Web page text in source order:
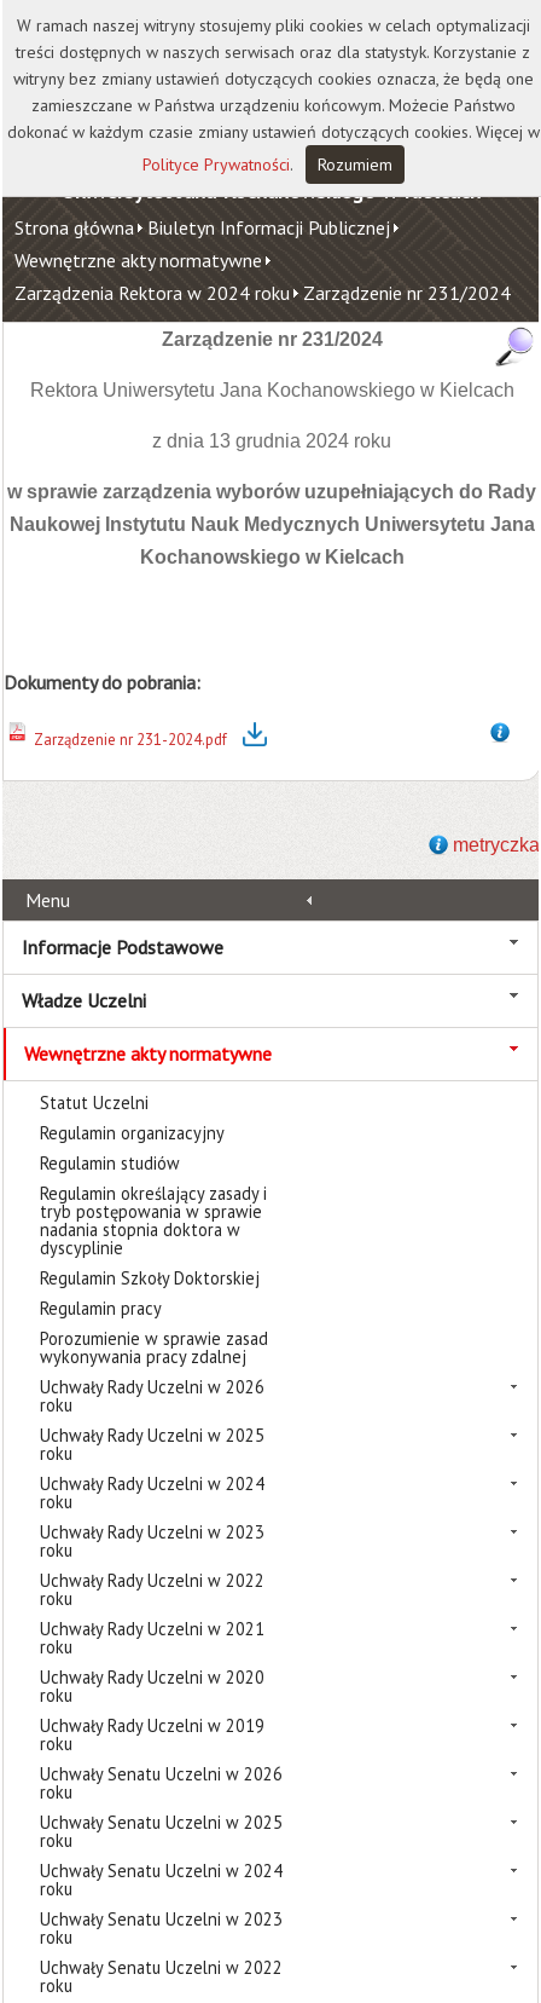
Kontakt Biblioteka
Wydawnictwo
Wirtualna Uczelnia
Uniwersytet Jana Kochanowskiego w Kielcach
Strona główna Biuletyn Informacji Publicznej
Wewnętrzne akty normatywne
Zarządzenia Rektora w 2024 roku Zarządzenie nr 231/2024
Zarządzenie nr 231/2024
Rektora Uniwersytetu Jana Kochanowskiego w Kielcach
z dnia 13 grudnia 2024 roku
w sprawie zarządzenia wyborów uzupełniających do Rady
Naukowej Instytutu Nauk Medycznych Uniwersytetu Jana
Kochanowskiego w Kielcach
Dokumenty do pobrania:
Zarządzenie nr 231-2024.pdf
metryczka
Menu
Informacje Podstawowe
Władze Uczelni
Wewnętrzne akty normatywne
Statut Uczelni
Regulamin organizacyjny
Regulamin studiów
Regulamin określający zasady i
tryb postępowania w sprawie
nadania stopnia doktora w
dyscyplinie
Regulamin Szkoły Doktorskiej
Regulamin pracy
Porozumienie w sprawie zasad
wykonywania pracy zdalnej
Uchwały Rady Uczelni w 2026
roku
Uchwały Rady Uczelni w 2025
roku
Uchwały Rady Uczelni w 2024
roku
Uchwały Rady Uczelni w 2023
roku
Uchwały Rady Uczelni w 2022
roku
Uchwały Rady Uczelni w 2021
roku
Uchwały Rady Uczelni w 2020
roku
Uchwały Rady Uczelni w 2019
roku
Uchwały Senatu Uczelni w 2026
roku
Uchwały Senatu Uczelni w 2025
roku
Uchwały Senatu Uczelni w 2024
roku
Uchwały Senatu Uczelni w 2023
roku
Uchwały Senatu Uczelni w 2022
roku
W ramach naszej witryny stosujemy pliki cookies w celach optymalizacji
treści dostępnych w naszych serwisach oraz dla statystyk. Korzystanie z
witryny bez zmiany ustawień dotyczących cookies oznacza, że będą one
zamieszczane w Państwa urządzeniu końcowym. Możecie Państwo
dokonać w każdym czasie zmiany ustawień dotyczących cookies. Więcej w
Polityce Prywatności. Rozumiem